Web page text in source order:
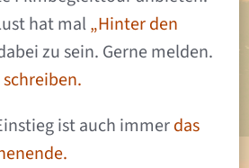
hat mal„Hinter den
zu sein. Gerne melden.
ist auch immerdas